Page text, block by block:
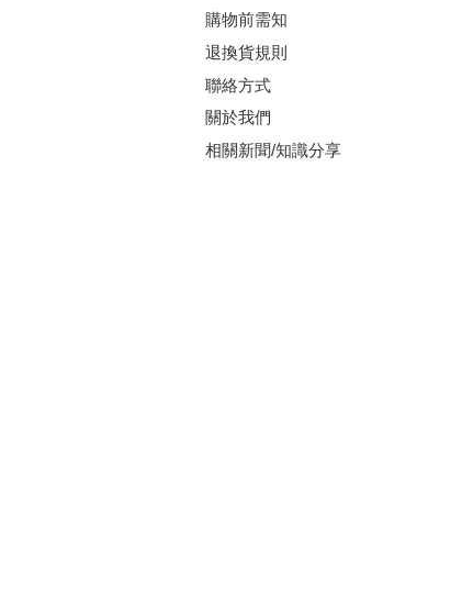
購物前需知
退換貨規則
聯絡方式
關於我們
相關新聞/知識分享